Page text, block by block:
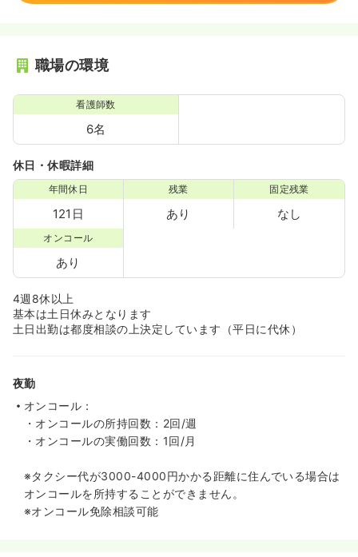
職場の環境
看護師数
6名
休日・休暇詳細
年間休日
121日
残業
あり
固定残業
なし
オンコール
あり
4週8休以上
基本は土日休みとなります
土日出勤は都度相談の上決定しています（平日に代休）
夜勤
オンコール：
・オンコールの所持回数：2回/週
・オンコールの実働回数：1回/月
※タクシー代が3000-4000円かかる距離に住んでいる場合は
オンコールを所持することができません。
※オンコール免除相談可能